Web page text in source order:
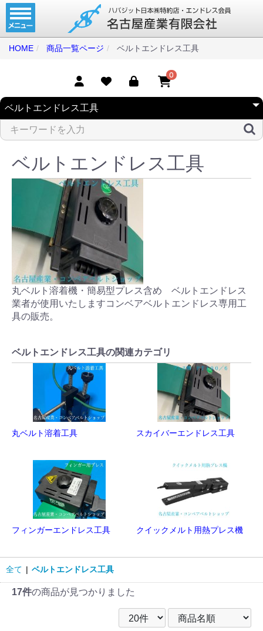
ホーム
コンベアベルト
メカファースト
現地エンドレス
取扱商品一覧
コンベアベルトショップ
無料お見積り
HOME 商品一覧ページ ベルトエンドレス工具
0
ベルトエンドレス工具
丸ベルト溶着機・簡易型プレス含め ベルトエンドレス
業者が使用いたしますコンベアベルトエンドレス専用工
具の販売。
ベルトエンドレス工具の関連カテゴリ
丸ベルト溶着工具 スカイバーエンドレス工具
フィンガーエンドレス工具 クイックメルト用熱プレス機
全て | ベルトエンドレス工具
17件の商品が見つかりました